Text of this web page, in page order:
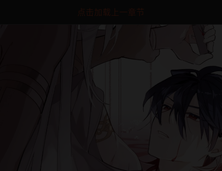
点击加载上一章节